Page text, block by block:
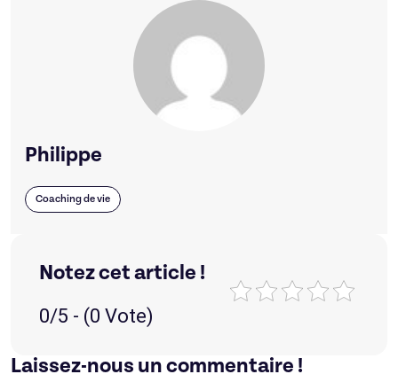
Philippe
Coaching de vie
Notez cet article !
0/5 - (0 Vote)
Laissez-nous un commentaire !